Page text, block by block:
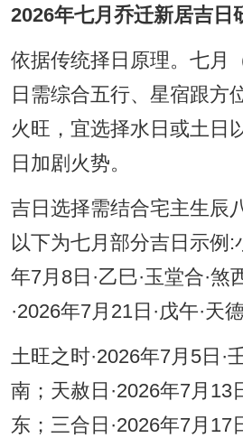
2026年七月乔迁新居吉日
依据传统择日原理。七月
日需综合五行、星宿跟方
火旺，宜选择水日或土日
日加剧火势。
吉日选择需结合宅主生辰
以下为七月部分吉日示例:
年7月8日·乙巳·玉堂合·煞
·2026年7月21日·戊午·天
土旺之时·2026年7月5日·
南；天赦日·2026年7月13
东；三合日·2026年7月17